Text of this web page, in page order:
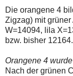
Post
auch
auf
der
Plattform
online.de
verfügbar.
Die orangene 4
Zigzag) mit
W=14094, lila
bzw. bisher 12164.
Orangene 4
Nach der grünen